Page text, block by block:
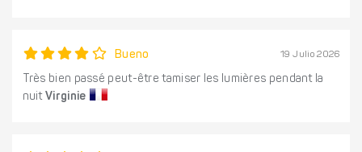
Bueno 19 Julio 2026
Très bien passé peut-être tamiser les lumières pendant la
nuit Virginie